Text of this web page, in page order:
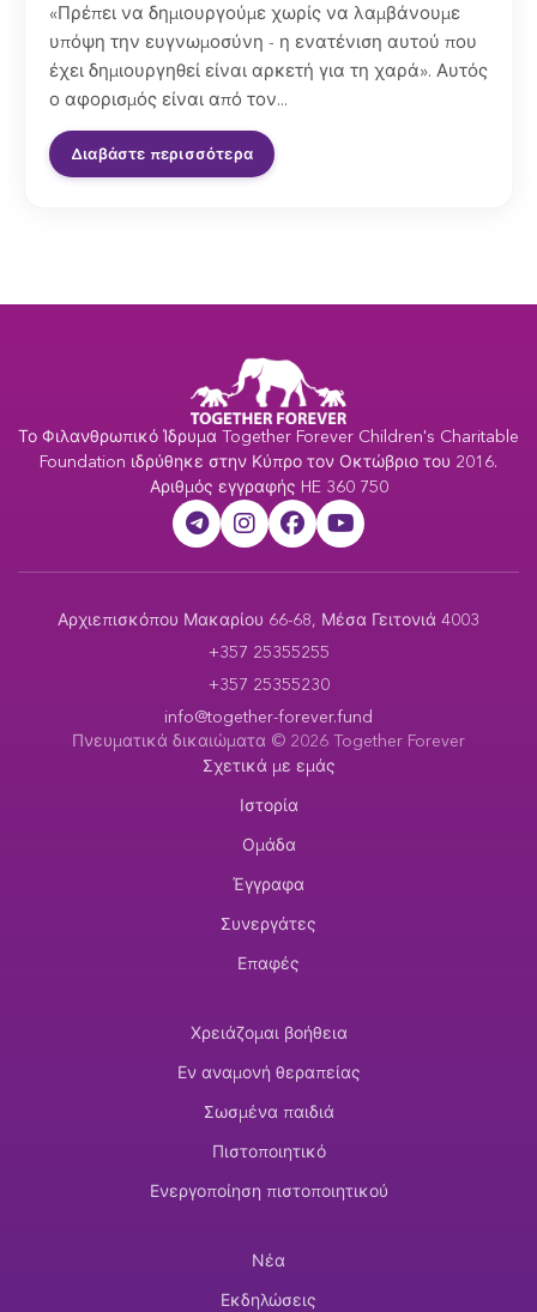
«Πρέπει να δημιουργούμε χωρίς να λαμβάνουμε
υπόψη την ευγνωμοσύνη - η ενατένιση αυτού που
έχει δημιουργηθεί είναι αρκετή για τη χαρά». Αυτός
ο αφορισμός είναι από τον...
Διαβάστε περισσότερα
Το Φιλανθρωπικό Ίδρυμα Together Forever Children's Charitable
Foundation ιδρύθηκε στην Κύπρο τον Οκτώβριο του 2016.
Αριθμός εγγραφής HE 360 750
Αρχιεπισκόπου Μακαρίου 66-68, Μέσα Γειτονιά 4003
+357 25355255
+357 25355230
info@together-forever.fund
Πνευματικά δικαιώματα © 2026 Together Forever
Σχετικά με εμάς
Ιστορία
Ομάδα
Έγγραφα
Συνεργάτες
Επαφές
Χρειάζομαι βοήθεια
Εν αναμονή θεραπείας
Σωσμένα παιδιά
Πιστοποιητικό
Ενεργοποίηση πιστοποιητικού
Νέα
Εκδηλώσεις